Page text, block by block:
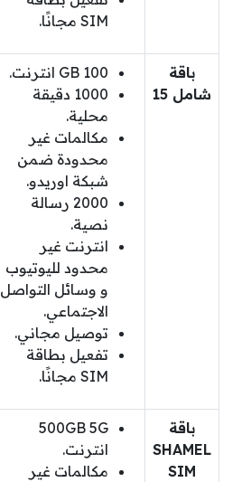
SIM مجانًا.
باقة
شامل 15
100 GB انترنت.
1000 دقيقة
محلية.
مكالمات غير
محدودة ضمن
شبكة اوريدو.
2000 رسالة
نصية.
انترنت غير
محدود لليوتيوب
و وسائل التواصل
الاجتماعي.
توصيل مجاني.
تفعيل بطاقة
SIM مجانًا.
باقة
SHAMEL
SIM
500GB 5G
انترنت.
مكالمات غير